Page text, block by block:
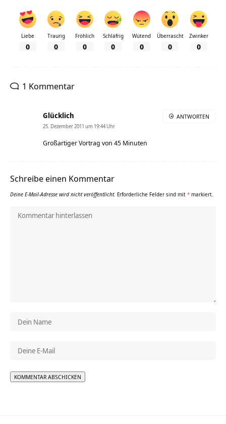
Liebe
0
Traurig
0
Fröhlich
0
Schläfrig
0
Wütend
0
Überrascht
0
Zwinker
0
1 Kommentar
Glücklich
25. Dezember 2011 um 19:44 Uhr
Großartiger Vortrag von 45 Minuten
ANTWORTEN
Schreibe einen Kommentar
Deine E-Mail-Adresse wird nicht veröffentlicht. Erforderliche Felder sind mit * markiert.